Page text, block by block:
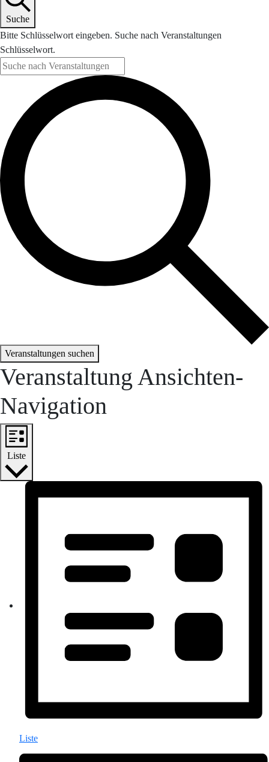
Suche
Bitte Schlüsselwort eingeben. Suche nach Veranstaltungen
Schlüsselwort.
Veranstaltungen suchen
Veranstaltung Ansichten-
Navigation
Liste
Liste